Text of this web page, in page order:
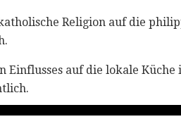
Religion auf die
Einflusses auf die lokale